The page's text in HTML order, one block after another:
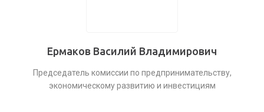
Ермаков Василий Владимирович
Председатель комиссии по предпринимательству,
экономическому развитию и инвестициям